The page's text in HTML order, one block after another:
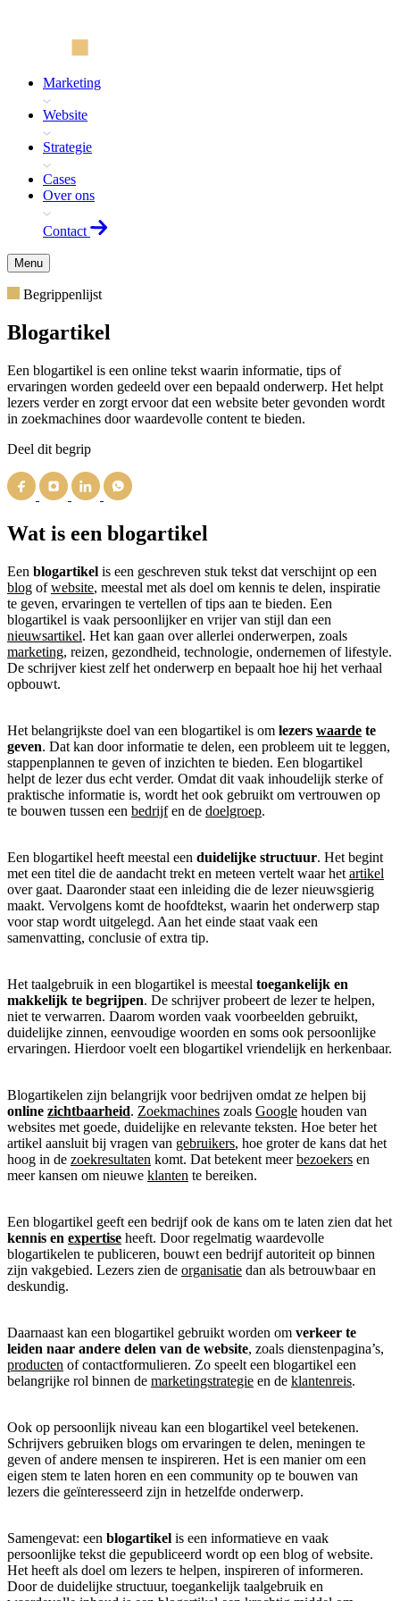
Marketing
Website
Strategie
Cases
Over ons
Contact
Menu
Begrippenlijst
Blogartikel
Een blogartikel is een online tekst waarin informatie, tips of
ervaringen worden gedeeld over een bepaald onderwerp. Het helpt
lezers verder en zorgt ervoor dat een website beter gevonden wordt
in zoekmachines door waardevolle content te bieden.
Deel dit begrip
Wat is een blogartikel
Een blogartikel is een geschreven stuk tekst dat verschijnt op een
blog ofwebsite, meestal met als doel om kennis te delen, inspiratie
te geven, ervaringen te vertellen of tips aan te bieden. Een
blogartikel is vaak persoonlijker en vrijer van stijl dan een
nieuwsartikel. Het kan gaan over allerlei onderwerpen, zoals
marketing, reizen, gezondheid, technologie, ondernemen of lifestyle.
De schrijver kiest zelf het onderwerp en bepaalt hoe hij het verhaal
opbouwt.
Het belangrijkste doel van een blogartikel is om lezers waarde te
geven. Dat kan door informatie te delen, een probleem uit te leggen,
stappenplannen te geven of inzichten te bieden. Een blogartikel
helpt de lezer dus echt verder. Omdat dit vaak inhoudelijk sterke of
praktische informatie is, wordt het ook gebruikt om vertrouwen op
te bouwen tussen een bedrijfen de doelgroep.
Een blogartikel heeft meestal een duidelijke structuur. Het begint
met een titel die de aandacht trekt en meteen vertelt waar het artikel
over gaat. Daaronder staat een inleiding die de lezer nieuwsgierig
maakt. Vervolgens komt de hoofdtekst, waarin het onderwerp stap
voor stap wordt uitgelegd. Aan het einde staat vaak een
samenvatting, conclusie of extra tip.
Het taalgebruik in een blogartikel is meestal toegankelijk en
makkelijk te begrijpen. De schrijver probeert de lezer te helpen,
niet te verwarren. Daarom worden vaak voorbeelden gebruikt,
duidelijke zinnen, eenvoudige woorden en soms ook persoonlijke
ervaringen. Hierdoor voelt een blogartikel vriendelijk en herkenbaar.
Blogartikelen zijn belangrijk voor bedrijven omdat ze helpen bij
online zichtbaarheid. Zoekmachines zoals Google houden van
websites met goede, duidelijke en relevante teksten. Hoe beter het
artikel aansluit bij vragen van gebruikers, hoe groter de kans dat het
hoog in de zoekresultaten komt. Dat betekent meerbezoekers en
meer kansen om nieuwe klanten te bereiken.
Een blogartikel geeft een bedrijf ook de kans om te laten zien dat het
kennis en expertise heeft. Door regelmatig waardevolle
blogartikelen te publiceren, bouwt een bedrijf autoriteit op binnen
zijn vakgebied. Lezers zien de organisatie dan als betrouwbaar en
deskundig.
Daarnaast kan een blogartikel gebruikt worden om verkeer te
leiden naar andere delen van de website, zoals dienstenpagina’s,
producten of contactformulieren. Zo speelt een blogartikel een
belangrijke rol binnen de marketingstrategie en de klantenreis.
Ook op persoonlijk niveau kan een blogartikel veel betekenen.
Schrijvers gebruiken blogs om ervaringen te delen, meningen te
geven of andere mensen te inspireren. Het is een manier om een
eigen stem te laten horen en een community op te bouwen van
lezers die geïnteresseerd zijn in hetzelfde onderwerp.
Samengevat: een blogartikel is een informatieve en vaak
persoonlijke tekst die gepubliceerd wordt op een blog of website.
Het heeft als doel om lezers te helpen, inspireren of informeren.
Door de duidelijke structuur, toegankelijk taalgebruik en